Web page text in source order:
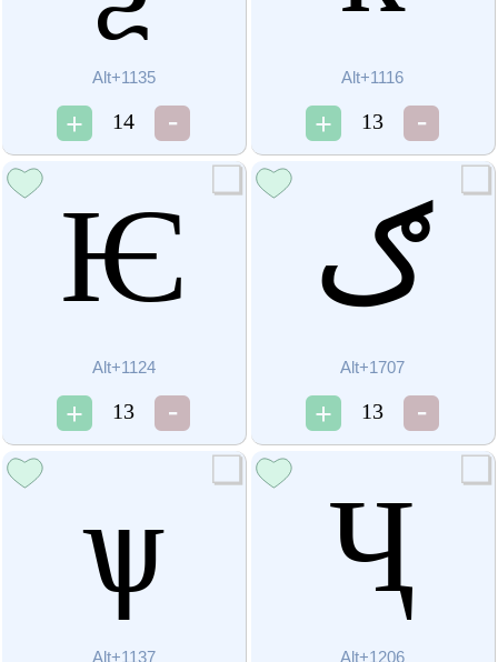
Alt+1135
14
Alt+1116
13
Ѥ
Alt+1124
13
ګ
Alt+1707
13
ѱ
Alt+1137
Ҷ
Alt+1206